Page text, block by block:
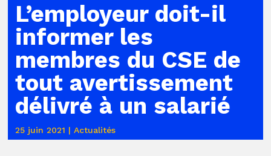
L’employeur doit-il
informer les
membres du CSE de
tout avertissement
délivré à un salarié
25 juin 2021 |Actualités